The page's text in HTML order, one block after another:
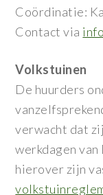
Coördinatie:
Contact via
Volkstuinen
De huurders
verwacht dat
werkdagen
hierover zijn